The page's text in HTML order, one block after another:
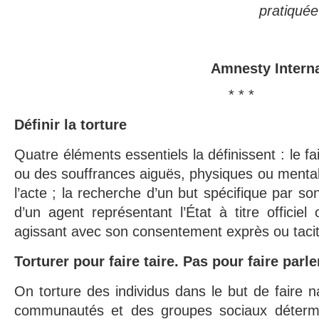
Amnesty
* * *
Définir la torture
Quatre éléments essentiels la définissent : le
ou des souffrances aiguës, physiques ou
l’acte ; la recherche d’un but spécifique par
d’un agent représentant l’État à titre officiel
agissant avec son consentement exprès ou
Torturer pour faire taire. Pas pour faire
On torture des individus dans le but de faire
communautés et des groupes sociaux